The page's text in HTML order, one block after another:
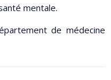
mentale.
de médecine